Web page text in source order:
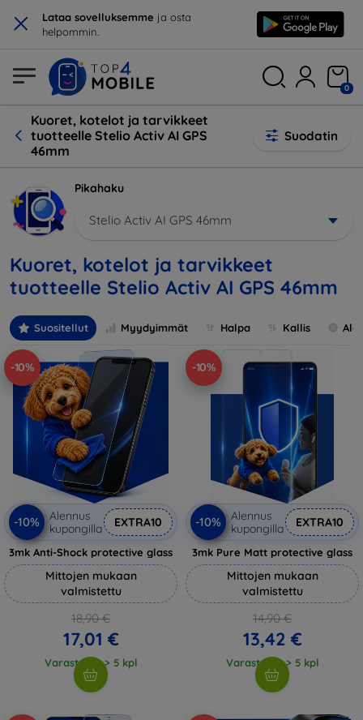
× Lataa sovelluksemme ja osta
helpommin.
0
Kuoret, kotelot ja tarvikkeet
tuotteelle Stelio Activ AI GPS
46mm
Suodatin
Pikahaku
Stelio Activ AI GPS 46mm
Kuoret, kotelot ja tarvikkeet
tuotteelle Stelio Activ AI GPS 46mm
Suositellut Myydyimmät Halpa Kallis
-10%
-10%
Alennus
kupongilla
EXTRA10
3mk Anti-Shock protective glass
Mittojen mukaan
valmistettu
18,90 €
17,01 €
Varastossa > 5 kpl
-10%
-10%
Alennus
kupongilla
EXTRA10
3mk Pure Matt protective glass
Mittojen mukaan
valmistettu
14,90 €
13,42 €
Varastossa > 5 kpl